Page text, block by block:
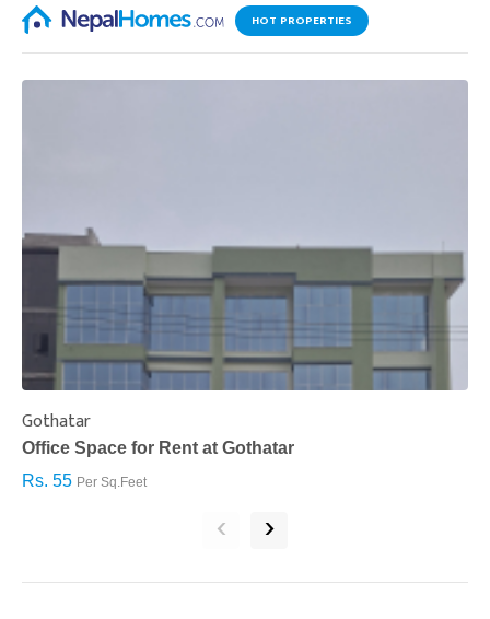
HOT PROPERTIES
Gothatar
Office Space for Rent at Gothatar
Rs. 55 Per Sq.Feet
‹ ›